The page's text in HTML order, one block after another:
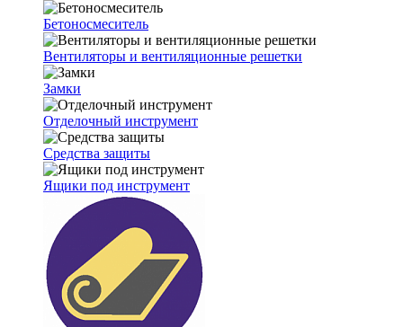
Бетоносмеситель
Вентиляторы и вентиляционные решетки
Замки
Отделочный инструмент
Средства защиты
Ящики под инструмент